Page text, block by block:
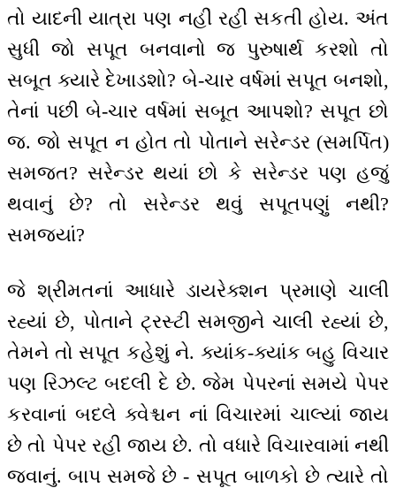
તો યાદની યાત્રા પણ નહીં રહી સકતી હોય. અંત
સુધી જો સપૂત બનવાનો જ પુરુષાર્થ કરશો તો
સબૂત ક્યારે દેખાડશો? બે-ચાર વર્ષમાં સપૂત બનશો,
તેનાં પછી બે-ચાર વર્ષમાં સબૂત આપશો? સપૂત છો
જ. જો સપૂત ન હોત તો પોતાને સરેન્ડર (સમર્પિત)
સમજત? સરેન્ડર થયાં છો કે સરેન્ડર પણ હજું
થવાનું છે? તો સરેન્ડર થવું સપૂતપણું નથી?
સમજ્યાં?
જે શ્રીમતનાં આધારે ડાયરેક્શન પ્રમાણે ચાલી
રહ્યાં છે, પોતાને ટ્રસ્ટી સમજીને ચાલી રહ્યાં છે,
તેમને તો સપૂત કહેશું ને. ક્યાંક-ક્યાંક બહુ વિચાર
પણ રિઝલ્ટ બદલી દે છે. જેમ પેપરનાં સમયે પેપર
કરવાનાં બદલે ક્વેશ્ચન નાં વિચારમાં ચાલ્યાં જાય
છે તો પેપર રહી જાય છે. તો વધારે વિચારવામાં નથી
જવાનું. બાપ સમજે છે - સપૂત બાળકો છે ત્યારે તો